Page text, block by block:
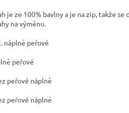
je ze 100% bavlny a je na zip, takže
na výměnu.
náplně peřové
peřové
náplně
náplně